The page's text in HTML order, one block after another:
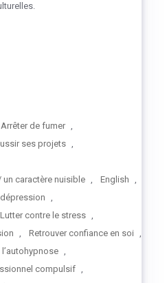
Arrêter de fumer ,
ses projets ,
caractère nuisible , English ,
,
Lutter contre le stress ,
, Retrouver confiance en soi ,
,
compulsif ,